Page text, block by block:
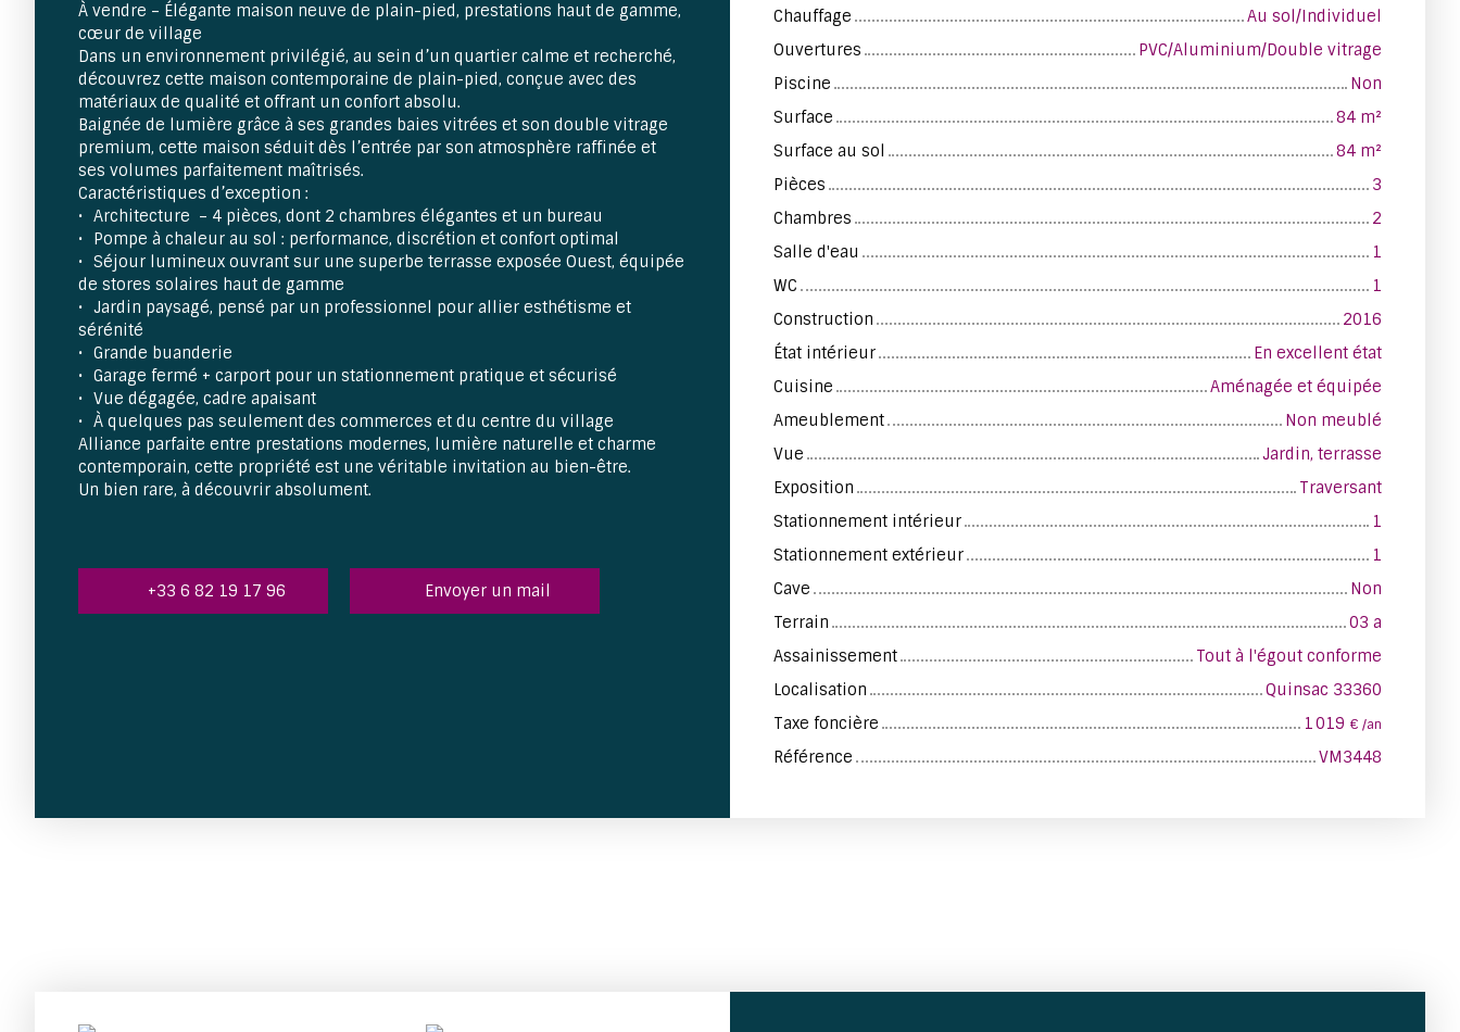
À vendre – Élégante maison neuve de plain-pied, prestations haut de gamme,
cœur de village
Dans un environnement privilégié, au sein d’un quartier calme et recherché,
découvrez cette maison contemporaine de plain-pied, conçue avec des
matériaux de qualité et offrant un confort absolu.
Baignée de lumière grâce à ses grandes baies vitrées et son double vitrage
premium, cette maison séduit dès l’entrée par son atmosphère raffinée et
ses volumes parfaitement maîtrisés.
Caractéristiques d’exception :
Architecture – 4 pièces, dont 2 chambres élégantes et un bureau
Pompe à chaleur au sol : performance, discrétion et confort optimal
Séjour lumineux ouvrant sur une superbe terrasse exposée Ouest, équipée
de stores solaires haut de gamme
Jardin paysagé, pensé par un professionnel pour allier esthétisme et
sérénité
Grande buanderie
Garage fermé + carport pour un stationnement pratique et sécurisé
Vue dégagée, cadre apaisant
À quelques pas seulement des commerces et du centre du village
Alliance parfaite entre prestations modernes, lumière naturelle et charme
contemporain, cette propriété est une véritable invitation au bien-être.
Un bien rare, à découvrir absolument.
+33 6 82 19 17 96 Envoyer un mail
Chauffage
Au sol/Individuel
Ouvertures
PVC/Aluminium/Double vitrage
Piscine
Non
Surface
84 m²
Surface au sol
84 m²
Pièces
3
Chambres
2
Salle d'eau
1
WC
1
Construction
2016
État intérieur
En excellent état
Cuisine
Aménagée et équipée
Ameublement
Non meublé
Vue
Jardin, terrasse
Exposition
Traversant
Stationnement intérieur
1
Stationnement extérieur
1
Cave
Non
Terrain
03 a
Assainissement
Tout à l'égout conforme
Localisation
Quinsac 33360
Taxe foncière
1 019 € /an
Référence VM3448